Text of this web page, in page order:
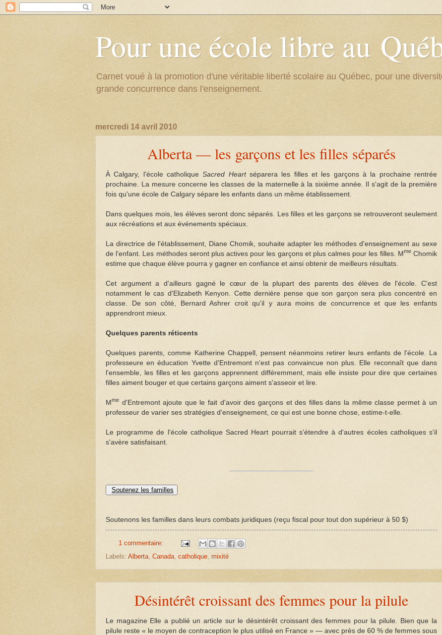
Pour une école libre au
Carnet voué à la promotion d'une véritable liberté scolaire au Québec, pour une
grande concurrence dans l'enseignement.
mercredi 14 avril 2010
Alberta — les garçons et les filles séparés
À Calgary, l'école catholique Sacred Heartséparera les filles et les garçons à la prochaine rentrée
prochaine. La mesure concerne les classes de la maternelle à la sixième année. Il s'agit de la première
fois qu'une école de Calgary sépare les enfants dans un même établissement.
Dans quelques mois, les élèves seront donc séparés. Les filles et les garçons se retrouveront seulement
aux récréations et aux événements spéciaux.
La directrice de l'établissement, Diane Chomik, souhaite adapter les méthodes d'enseignement au sexe
de l'enfant. Les méthodes seront plus actives pour les garçons et plus calmes pour les filles. MmeChomik
estime que chaque élève pourra y gagner en confiance et ainsi obtenir de meilleurs résultats.
Cet argument a d'ailleurs gagné le cœur de la plupart des parents des élèves de l'école. C'est
notamment le cas d'Elizabeth Kenyon. Cette dernière pense que son garçon sera plus concentré en
classe. De son côté, Bernard Ashrer croit qu'il y aura moins de concurrence et que les enfants
apprendront mieux.
Quelques parents réticents
Quelques parents, comme Katherine Chappell, pensent néanmoins retirer leurs enfants de l'école. La
professeure en éducation Yvette d'Entremont n'est pas convaincue non plus. Elle reconnaît que dans
l'ensemble, les filles et les garçons apprennent différemment, mais elle insiste pour dire que certaines
filles aiment bouger et que certains garçons aiment s'asseoir et lire.
Mme d'Entremont ajoute que le fait d'avoir des garçons et des filles dans la même classe permet à un
professeur de varier ses stratégies d'enseignement, ce qui est une bonne chose, estime-t-elle.
Le programme de l'école catholique Sacred Heart pourrait s'étendre à d'autres écoles catholiques s'il
s'avère satisfaisant.
Soutenez les familles
Soutenons les familles dans leurs combats juridiques (reçu fiscal pour tout don supérieur à 50 $)
1 commentaire:
Labels: Alberta Canada catholique mixité
Désintérêt croissant des femmes pour la pilule
Le magazine Elle a publié un article sur le désintérêt croissant des femmes pour la pilule. Bien que la
pilule reste « le moyen de contraception le plus utilisé en France » — avec près de 60 % de femmes sous